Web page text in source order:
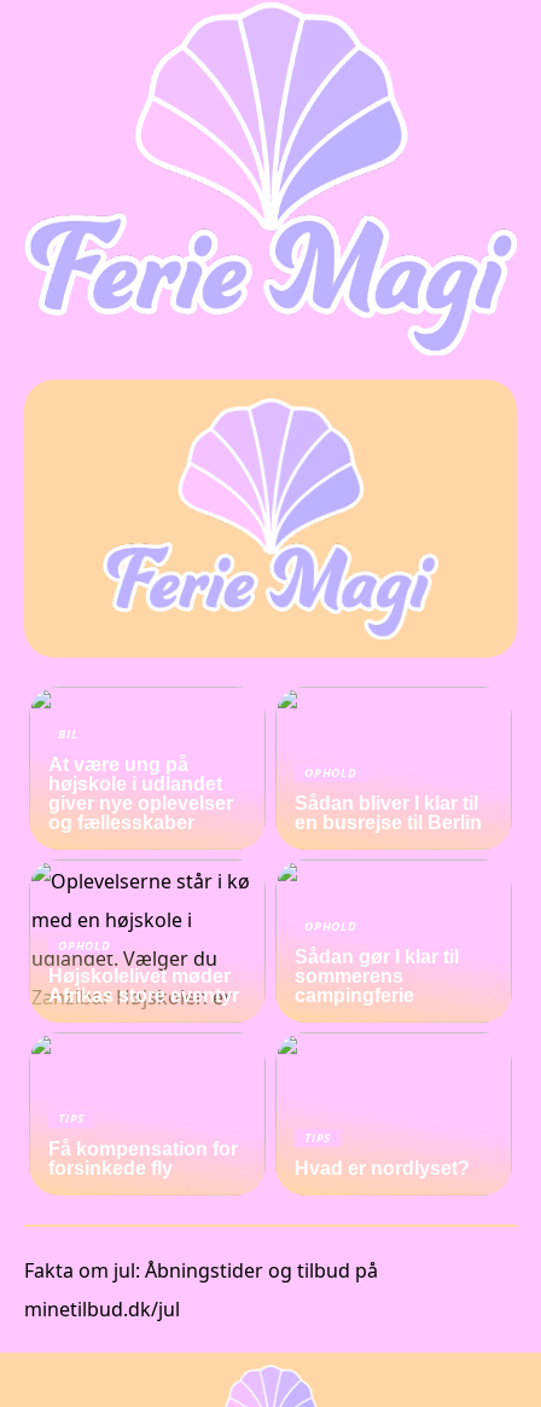
BIL
At være ung på
højskole i udlandet
giver nye oplevelser
og fællesskaber
OPHOLD
Sådan bliver I klar til
en busrejse til Berlin
OPHOLD
Højskolelivet møder
Afrikas store eventyr
OPHOLD
Sådan gør I klar til
sommerens
campingferie
TIPS
Få kompensation for
forsinkede fly
TIPS
Hvad er nordlyset?
Fakta om jul: Åbningstider og tilbud på
minetilbud.dk/jul